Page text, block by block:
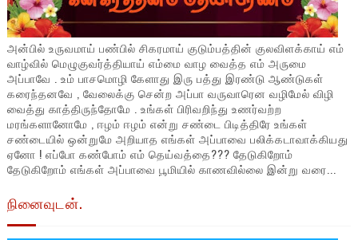
அன்பில் உருவமாய் பண்பில் சிகரமாய் குடும்பத்தின் குலவிளக்காய் எம்
வாழ்வில் மெழுகுவர்த்தியாய் எம்மை வாழ வைத்த எம் அருமை
அப்பாவே . உம் பாசமொழி கேளாது இரு பத்து இரண்டு ஆண்டுகள்
கரைந்தனவே , வேலைக்கு சென்ற அப்பா வருவாரென வழிமேல் விழி
வைத்து காத்திருந்தோமே . உங்கள் பிரிவறிந்து உணர்வற்ற
மரங்களானோமே , ஈழம் ஈழம் என்று சண்டை பிடித்திரே உங்கள்
சண்டையில் ஒன்றுமே அறியாத எங்கள் அப்பாவை பலிக்கடாவாக்கியது
ஏனோ ! எப்போ கண்போம் எம் தெய்வத்தை??? தேடுகிறோம்
தேடுகிறோம் எங்கள் அப்பாவை பூமியில் காணவில்லை இன்று வரை...
நினைவுடன்.